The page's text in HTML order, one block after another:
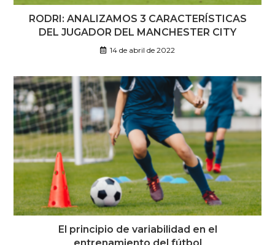
RODRI: ANALIZAMOS 3 CARACTERÍSTICAS
DEL JUGADOR DEL MANCHESTER CITY
14 de abril de 2022
El principio de variabilidad en el